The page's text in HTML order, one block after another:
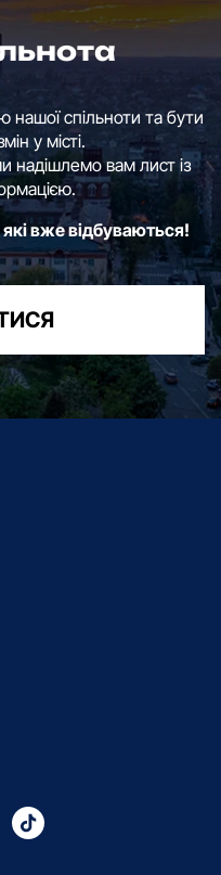
нашої спільноти та бути
у місті.
надішлемо вам лист із
які вже відбуваються!